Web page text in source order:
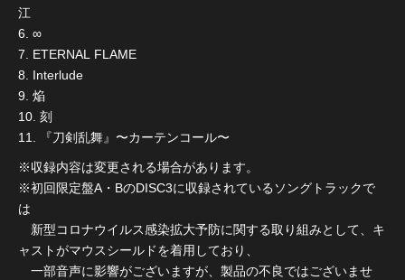
江
6. ∞
7. ETERNAL FLAME
8. Interlude
9. 焔
10. 刻
11. 『刀剣乱舞』〜カーテンコール〜
※収録内容は変更される場合があります。
※初回限定盤A・BのDISC3に収録されているソングトラックで
は
新型コロナウイルス感染拡大予防に関する取り組みとして、キ
ャストがマウスシールドを着用しており、
一部音声に影響がございますが、製品の不良ではございませ